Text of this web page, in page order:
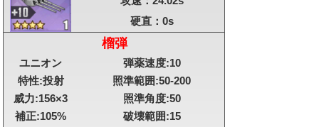
硬直：0s
榴弾
ユニオン
弾薬速度:10
特性:投射
照準範囲:50-200
威力:156×3
照準角度:50
補正:105%
破壊範囲:15